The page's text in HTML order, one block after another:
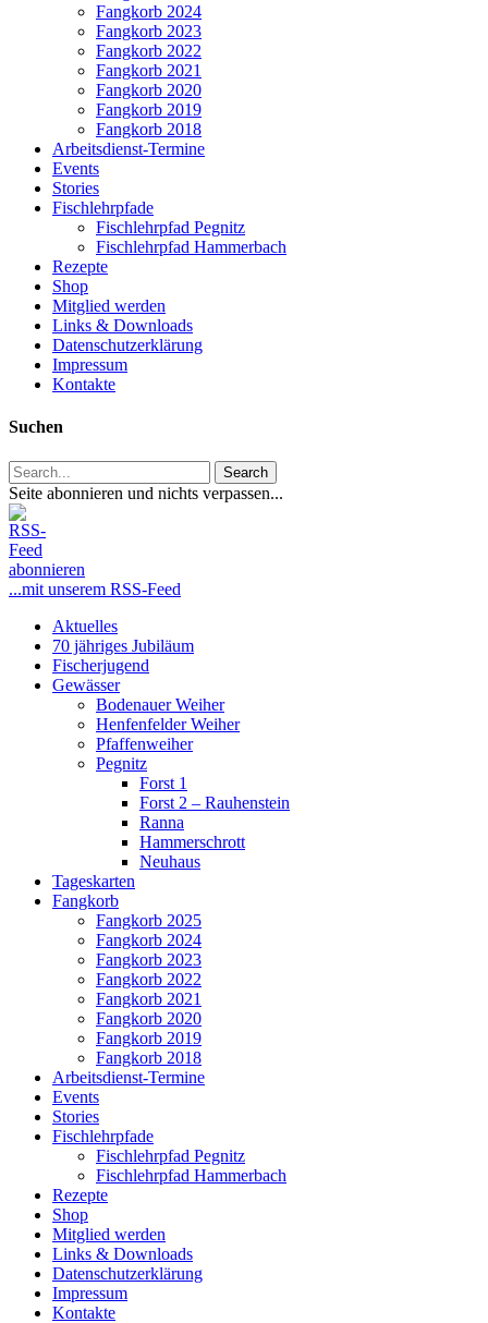
Fangkorb 2024
Fangkorb 2023
Fangkorb 2022
Fangkorb 2021
Fangkorb 2020
Fangkorb 2019
Fangkorb 2018
Arbeitsdienst-Termine
Events
Stories
Fischlehrpfade
Fischlehrpfad Pegnitz
Fischlehrpfad Hammerbach
Rezepte
Shop
Mitglied werden
Links & Downloads
Datenschutzerklärung
Impressum
Kontakte
Suchen
Search
Seite abonnieren und nichts verpassen...
...mit unserem RSS-Feed
Close
Menu
Aktuelles
70 jähriges Jubiläum
Fischerjugend
Gewässer
Bodenauer Weiher
Henfenfelder Weiher
Pfaffenweiher
Pegnitz
Forst 1
Forst 2 – Rauhenstein
Ranna
Hammerschrott
Neuhaus
Tageskarten
Fangkorb
Fangkorb 2025
Fangkorb 2024
Fangkorb 2023
Fangkorb 2022
Fangkorb 2021
Fangkorb 2020
Fangkorb 2019
Fangkorb 2018
Arbeitsdienst-Termine
Events
Stories
Fischlehrpfade
Fischlehrpfad Pegnitz
Fischlehrpfad Hammerbach
Rezepte
Shop
Mitglied werden
Links & Downloads
Datenschutzerklärung
Impressum
Kontakte